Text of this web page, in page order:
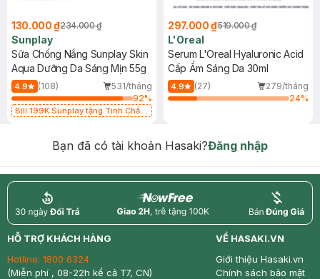
130.000 ₫234.000 ₫
Sunplay
Sữa Chống Nắng Sunplay Skin
Aqua Dưỡng Da Sáng Mịn 55g
4.9 (108)
531/tháng
92%
Bill 199K Sunplay tặng Tinh Chất
297.000 ₫519.000 ₫
L'Oreal
Serum L'Oreal Hyaluronic Acid
Cấp Ẩm Sáng Da 30ml
4.9 (27)
279/tháng
24%
Bạn đã có tài khoản Hasaki?Đăng nhập
return nowfree price
HỖ TRỢ KHÁCH HÀNG
Hotline: 1800 6324
(Miễn phí , 08-22h kể cả T7, CN)
VỀ HASAKI.VN
Giới thiệu Hasaki.vn
Chính sách bảo mật